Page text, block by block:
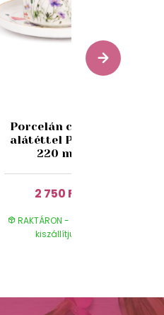
Porcelán csésze
alátéttel Pipacs
220 ml
2 750 Ft
RAKTÁRON - azonnal
kiszállítjuk